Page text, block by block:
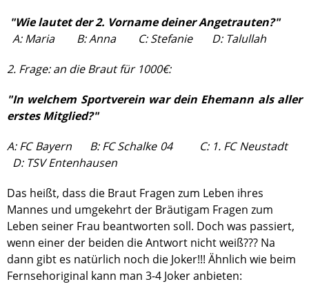
"Wie lautet der 2. Vorname deiner Angetrauten?"
A: Maria B: AnnaC: Stefanie
D: Talullah
2. Frage: an die Braut für 1000€:
"In welchem Sportverein war dein Ehemann als aller
erstes Mitglied?"
A: FC Bayern B: FC Schalke 04C: 1. FC Neustadt
D: TSV Entenhausen
Das heißt, dass die Braut Fragen zum Leben ihres
Mannes und umgekehrt der Bräutigam Fragen zum
Leben seiner Frau beantworten soll. Doch was passiert,
wenn einer der beiden die Antwort nicht weiß??? Na
dann gibt es natürlich noch die Joker!!! Ähnlich wie beim
Fernsehoriginal kann man 3-4 Joker anbieten: